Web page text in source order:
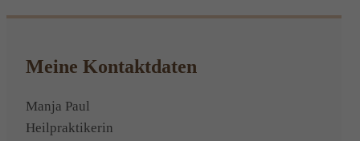
Meine Kontaktdaten
Manja Paul
Heilpraktikerin